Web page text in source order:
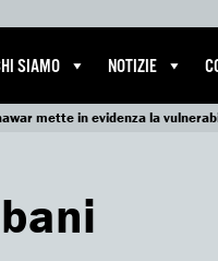
SIAMO NOTIZIE
mette in evidenza la